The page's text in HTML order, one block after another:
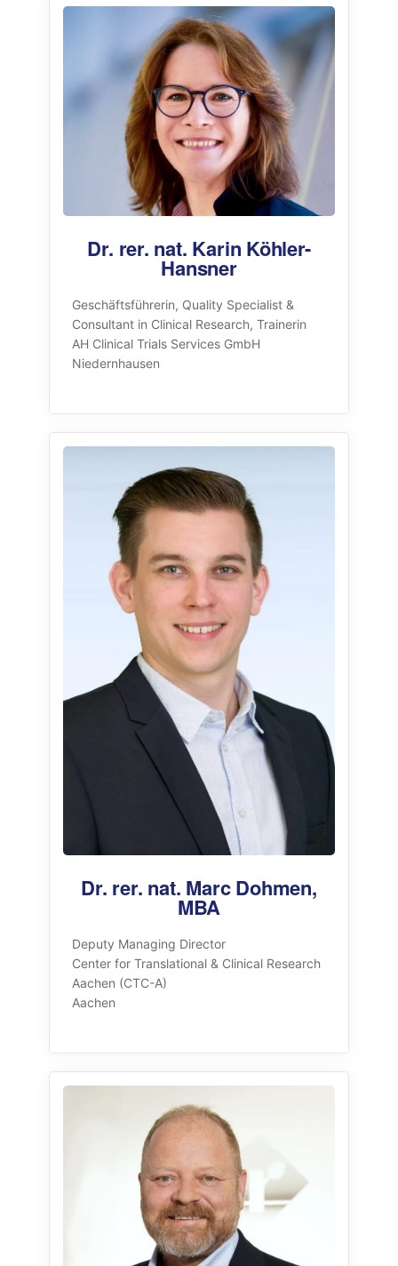
Dr. rer. nat. Karin Köhler-
Hansner
Geschäftsführerin, Quality Specialist &
Consultant in Clinical Research, Trainerin
AH Clinical Trials Services GmbH
Niedernhausen
Dr. rer. nat. Marc Dohmen,
MBA
Deputy Managing Director
Center for Translational & Clinical Research
Aachen (CTC-A)
Aachen